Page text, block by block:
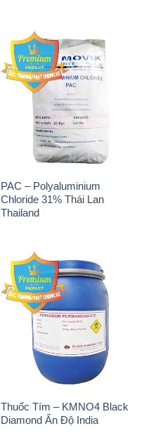
PAC – Polyaluminium
Chloride 31% Thái Lan
Thailand
Thuốc Tím – KMNO4 Black
Diamond Ấn Độ India